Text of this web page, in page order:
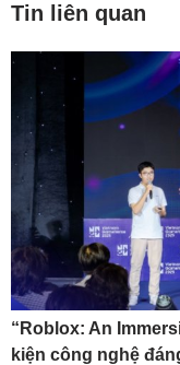
Tin liên quan
“Roblox: An
kiện công nghệ